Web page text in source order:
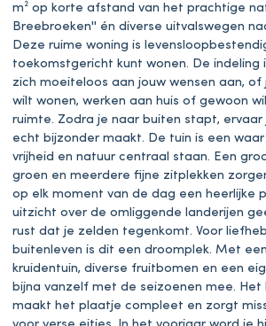
m² op korte afstand van het prachtige
Breebroeken'' én diverse uitvalswegen
Deze ruime woning is
toekomstgericht kunt wonen. De indeling
zich moeiteloos aan jouw wensen aan, of
wilt wonen, werken aan huis of gewoon
ruimte. Zodra je naar buiten stapt,
echt bijzonder maakt. De tuin is een
vrijheid en natuur centraal staan. Een
groen en meerdere fijne zitplekken
op elk moment van de dag een heerlijke
uitzicht over de omliggende landerijen
rust dat je zelden tegenkomt. Voor
buitenleven is dit een droomplek. Met
kruidentuin, diverse fruitbomen en een
bijna vanzelf met de seizoenen mee. Het
maakt het plaatje compleet en zorgt